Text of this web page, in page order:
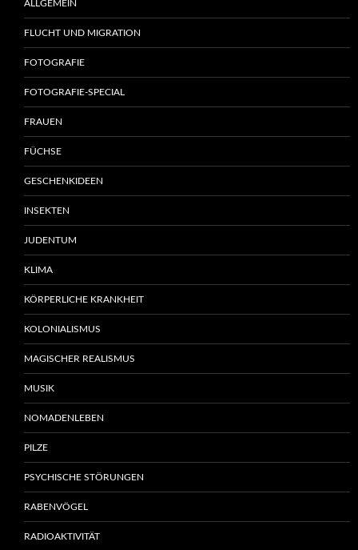
ALLGEMEIN
FLUCHT UND MIGRATION
FOTOGRAFIE
FOTOGRAFIE-SPECIAL
FRAUEN
FÜCHSE
GESCHENKIDEEN
INSEKTEN
JUDENTUM
KLIMA
KÖRPERLICHE KRANKHEIT
KOLONIALISMUS
MAGISCHER REALISMUS
MUSIK
NOMADENLEBEN
PILZE
PSYCHISCHE STÖRUNGEN
RABENVÖGEL
RADIOAKTIVITÄT